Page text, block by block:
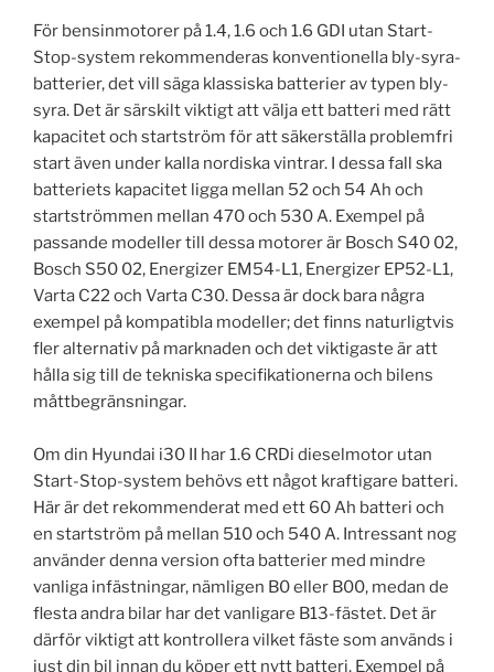
För bensinmotorer på 1.4, 1.6 och 1.6 GDI utan Start-
Stop-system rekommenderas konventionella bly-syra-
batterier, det vill säga klassiska batterier av typen bly-
syra. Det är särskilt viktigt att välja ett batteri med rätt
kapacitet och startström för att säkerställa problemfri
start även under kalla nordiska vintrar. I dessa fall ska
batteriets kapacitet ligga mellan 52 och 54 Ah och
startströmmen mellan 470 och 530 A. Exempel på
passande modeller till dessa motorer är Bosch S40 02,
Bosch S50 02, Energizer EM54-L1, Energizer EP52-L1,
Varta C22 och Varta C30. Dessa är dock bara några
exempel på kompatibla modeller; det finns naturligtvis
fler alternativ på marknaden och det viktigaste är att
hålla sig till de tekniska specifikationerna och bilens
måttbegränsningar.
Om din Hyundai i30 II har 1.6 CRDi dieselmotor utan
Start-Stop-system behövs ett något kraftigare batteri.
Här är det rekommenderat med ett 60 Ah batteri och
en startström på mellan 510 och 540 A. Intressant nog
använder denna version ofta batterier med mindre
vanliga infästningar, nämligen B0 eller B00, medan de
flesta andra bilar har det vanligare B13-fästet. Det är
därför viktigt att kontrollera vilket fäste som används i
just din bil innan du köper ett nytt batteri. Exempel på